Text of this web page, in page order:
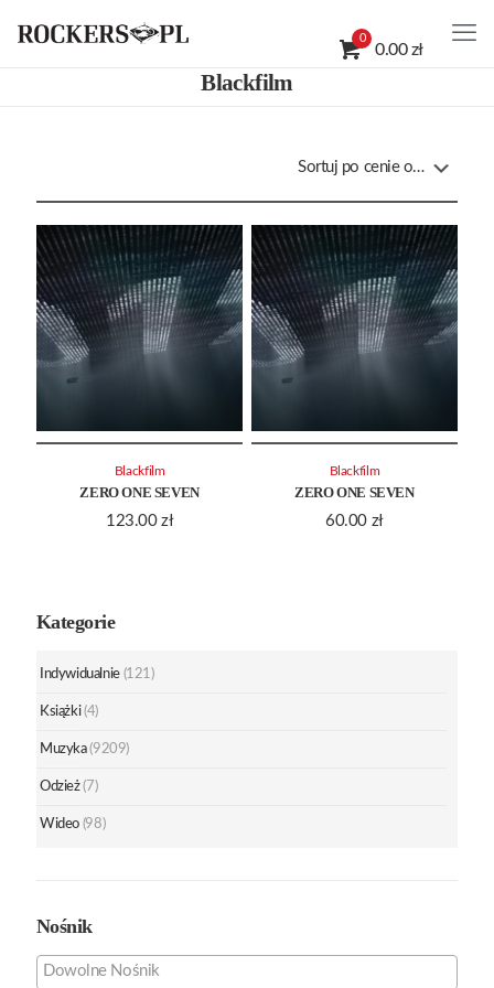
0
0.00 zł
Blackfilm
ZERO ONE SEVEN
123.00 zł
Blackfilm
ZERO ONE SEVEN
60.00 zł
Blackfilm
Kategorie
Indywidualnie (121)
Książki (4)
Muzyka (9209)
Odzież (7)
Wideo (98)
Nośnik